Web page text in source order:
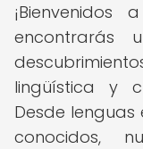
¡Bienvenidos
encontrarás
lingüística y
Desde
conocidos,